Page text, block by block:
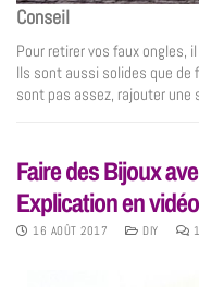
Conseil
Pour retirer vos faux ongles,
Ils sont aussi solides que de
sont pas assez, rajouter une
Faire des Bijoux
Explication en vidéo
16 AOÛT 2017 DIY